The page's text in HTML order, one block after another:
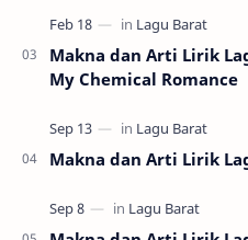
Makna dan Arti Lirik
My Chemical Romance
Makna dan Arti Lirik